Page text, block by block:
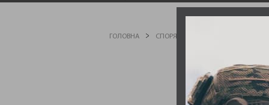
ГОЛОВНА СПОРЯДЖЕННЯ